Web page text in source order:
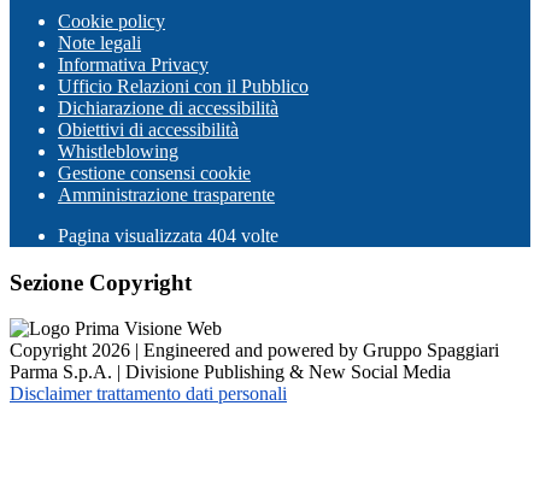
Cookie policy
Note legali
Informativa Privacy
Ufficio Relazioni con il Pubblico
Dichiarazione di accessibilità
Obiettivi di accessibilità
Whistleblowing
Gestione consensi cookie
Amministrazione trasparente
Pagina visualizzata 404 volte
Sezione Copyright
Copyright 2026 | Engineered and powered by Gruppo Spaggiari
Parma S.p.A. | Divisione Publishing & New Social Media
Disclaimer trattamento dati personali